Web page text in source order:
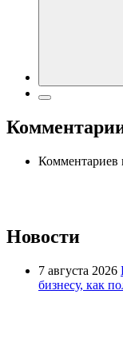
Комментариев
Новости
7 августа 2026
бизнесу, как